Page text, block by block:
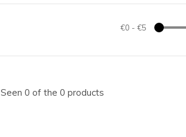
€0 - €5
Seen 0 of the 0 products